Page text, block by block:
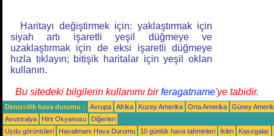
Haritayı değiştirmek için: yaklaştırmak için
siyah artı işaretli yeşil düğmeye ve
uzaklaştırmak için de eksi işaretli düğmeye
hızla tıklayın; bitişik haritalar için yeşil okları
kullanın.
Bu sitedeki bilgilerin kullanımı birferagatname'ye tabidir.
Denizcilik hava durumu : Avrupa Afrika Kuzey Amerika Orta Amerika
Güney
Avustralya
Hint Okyanusu
Diğerleri
Uydu görüntüleri
Havalimanı Hava Durumu 10 günlük hava tahminleri İklim
Kasırgalar